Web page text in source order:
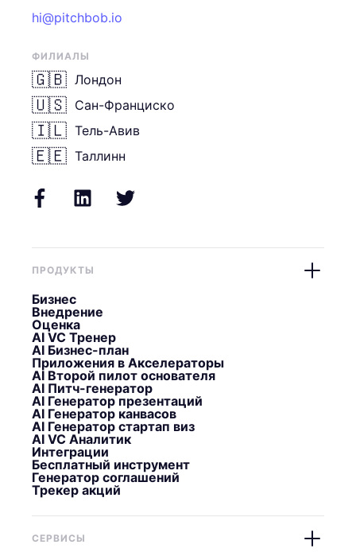
hi@pitchbob.io
ФИЛИАЛЫ
🇬🇧 Лондон
🇺🇸 Сан-Франциско
🇮🇱 Тель-Авив
🇪🇪 Таллинн
ПРОДУКТЫ
Бизнес
Внедрение
Оценка
AI VC Тренер
AI Бизнес-план
Приложения в Акселераторы
AI Второй пилот основателя
AI Питч-генератор
AI Генератор презентаций
AI Генератор канвасов
AI Генератор стартап виз
AI VC Аналитик
Интеграции
Бесплатный инструмент
Генератор соглашений
Трекер акций
СЕРВИСЫ